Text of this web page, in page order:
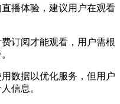
播体验，建议用户在观看
订阅才能观看，用户需根
数据以优化服务，但用户
信息。